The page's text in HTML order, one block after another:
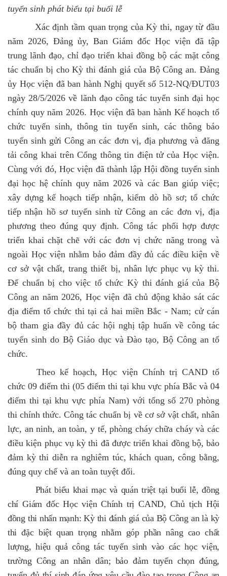
tuyển sinh phát biểu tại buổi lễ
Xác định tầm quan trọng của Kỳ thi, ngay từ đầu
năm 2026, Đảng ủy, Ban Giám đốc Học viện đã tập
trung lãnh đạo, chỉ đạo triển khai đồng bộ các mặt công
tác chuẩn bị cho Kỳ thi đánh giá của Bộ Công an. Đảng
ủy Học viện đã ban hành Nghị quyết số 512-NQ/ĐUT03
ngày 28/5/2026 về lãnh đạo công tác tuyển sinh đại học
chính quy năm 2026. Học viện đã ban hành Kế hoạch tổ
chức tuyển sinh, thông tin tuyển sinh, các thông báo
tuyển sinh gửi Công an các đơn vị, địa phương và đăng
tải công khai trên Cổng thông tin điện tử của Học viện.
Cùng với đó, Học viện đã thành lập Hội đồng tuyển sinh
đại học hệ chính quy năm 2026 và các Ban giúp việc;
xây dựng kế hoạch tiếp nhận, kiểm dò hồ sơ; tổ chức
tiếp nhận hồ sơ tuyển sinh từ Công an các đơn vị, địa
phương theo đúng quy định. Công tác phối hợp được
triển khai chặt chẽ với các đơn vị chức năng trong và
ngoài Học viện nhằm bảo đảm đầy đủ các điều kiện về
cơ sở vật chất, trang thiết bị, nhân lực phục vụ kỳ thi.
Để chuẩn bị cho việc tổ chức Kỳ thi đánh giá của Bộ
Công an năm 2026, Học viện đã chủ động khảo sát các
địa điểm tổ chức thi tại cả hai miền Bắc - Nam; cử cán
bộ tham gia đầy đủ các hội nghị tập huấn về công tác
tuyển sinh do Bộ Giáo dục và Đào tạo, Bộ Công an tổ
chức.
Theo kế hoạch, Học viện Chính trị CAND tổ
chức 09 điểm thi (05 điểm thi tại khu vực phía Bắc và 04
điểm thi tại khu vực phía Nam) với tổng số 270 phòng
thi chính thức. Công tác chuẩn bị về cơ sở vật chất, nhân
lực, an ninh, an toàn, y tế, phòng cháy chữa cháy và các
điều kiện phục vụ kỳ thi đã được triển khai đồng bộ, bảo
đảm kỳ thi diễn ra nghiêm túc, khách quan, công bằng,
đúng quy chế và an toàn tuyệt đối.
Phát biểu khai mạc và quán triệt tại buổi lễ, đồng
chí Giám đốc Học viện Chính trị CAND, Chủ tịch Hội
đồng thi nhấn mạnh: Kỳ thi đánh giá của Bộ Công an là kỳ
thi đặc biệt quan trọng nhằm góp phần nâng cao chất
lượng, hiệu quả công tác tuyển sinh vào các học viện,
trường Công an nhân dân; bảo đảm tuyển chọn đúng,